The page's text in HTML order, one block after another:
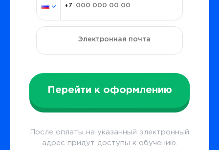
Перейти к оформлению
После оплаты на указанный электронный
адрес придут доступы к обучению.